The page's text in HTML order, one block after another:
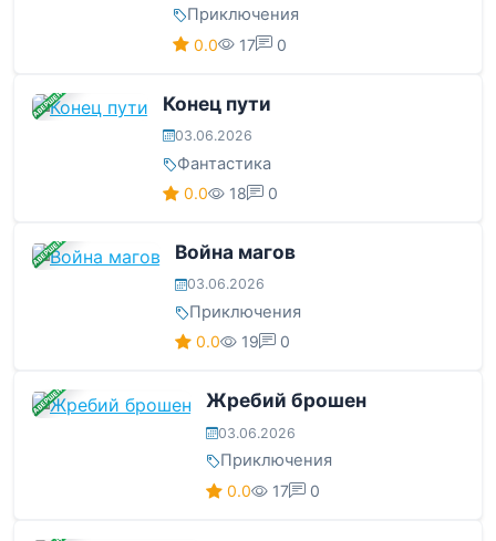
Приключения
0.0 17 0
ЗАВЕРШЕНА Конец пути
03.06.2026
Фантастика
0.0 18 0
ЗАВЕРШЕНА Война магов
03.06.2026
Приключения
0.0 19 0
ЗАВЕРШЕНА Жребий брошен
03.06.2026
Приключения
0.0 17 0